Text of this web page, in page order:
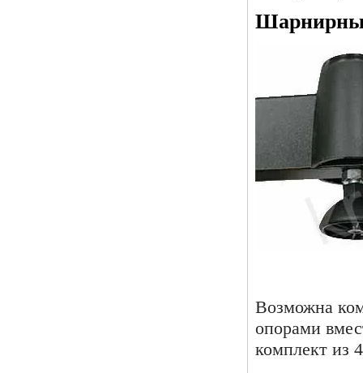
Возможна
опорами
комплект из